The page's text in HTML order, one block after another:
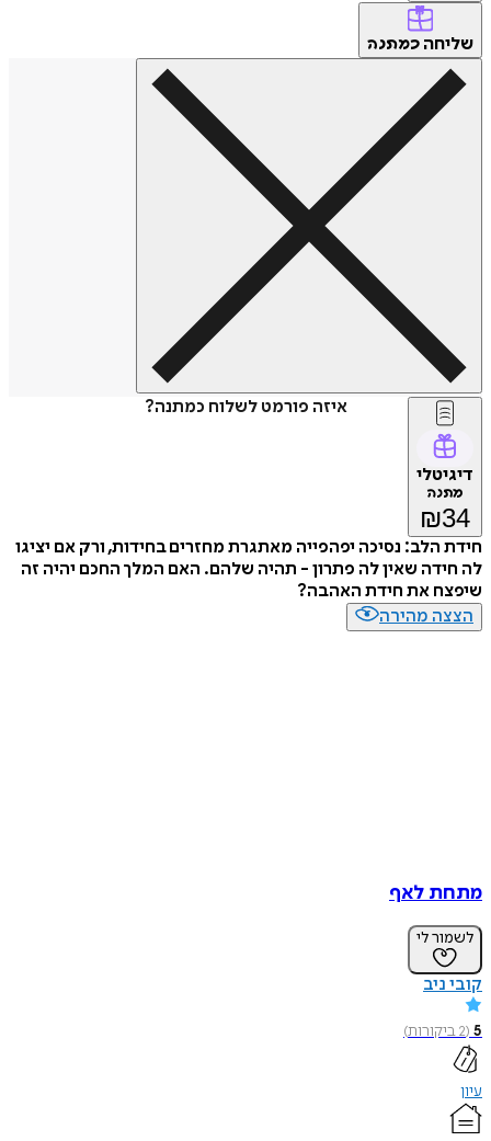
שליחה כמתנה
איזה פורמט לשלוח כמתנה?
דיגיטלי
מתנה
₪34
חידת הלב: נסיכה יפהפייה מאתגרת מחזרים בחידות, ורק אם יציגו
לה חידה שאין לה פתרון - תהיה שלהם. האם המלך החכם יהיה זה
שיפצח את חידת האהבה?
הצצה מהירה
מתחת לאף
לשמור לי
קובי ניב
5
(
2ביקורות)
עיון